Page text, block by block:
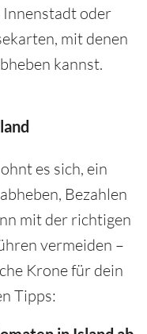
oder
mit denen
kannst.
es sich, ein
Bezahlen
mit der richtigen
vermeiden –
Krone für dein
Tipps: